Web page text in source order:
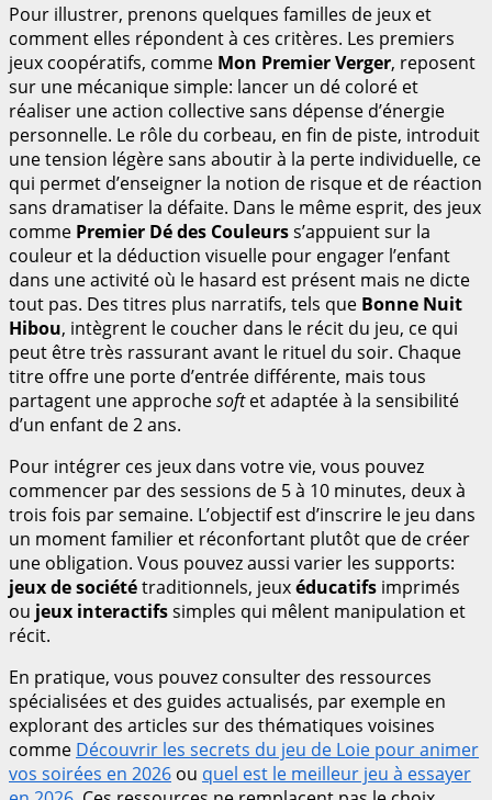
Pour illustrer, prenons quelques familles de jeux et
comment elles répondent à ces critères. Les premiers
jeux coopératifs, comme Mon Premier Verger, reposent
sur une mécanique simple: lancer un dé coloré et
réaliser une action collective sans dépense d’énergie
personnelle. Le rôle du corbeau, en fin de piste, introduit
une tension légère sans aboutir à la perte individuelle, ce
qui permet d’enseigner la notion de risque et de réaction
sans dramatiser la défaite. Dans le même esprit, des jeux
comme Premier Dé des Couleurss’appuient sur la
couleur et la déduction visuelle pour engager l’enfant
dans une activité où le hasard est présent mais ne dicte
tout pas. Des titres plus narratifs, tels que Bonne Nuit
Hibou, intègrent le coucher dans le récit du jeu, ce qui
peut être très rassurant avant le rituel du soir. Chaque
titre offre une porte d’entrée différente, mais tous
partagent une approchesoftet adaptée à la sensibilité
d’un enfant de 2 ans.
Pour intégrer ces jeux dans votre vie, vous pouvez
commencer par des sessions de 5 à 10 minutes, deux à
trois fois par semaine. L’objectif est d’inscrire le jeu dans
un moment familier et réconfortant plutôt que de créer
une obligation. Vous pouvez aussi varier les supports:
jeux de sociététraditionnels, jeuxéducatifs imprimés
ou jeux interactifssimples qui mêlent manipulation et
récit.
En pratique, vous pouvez consulter des ressources
spécialisées et des guides actualisés, par exemple en
explorant des articles sur des thématiques voisines
comme Découvrir les secrets du jeu de Loie pour animer
vos soirées en 2026 ou quel est le meilleur jeu à essayer